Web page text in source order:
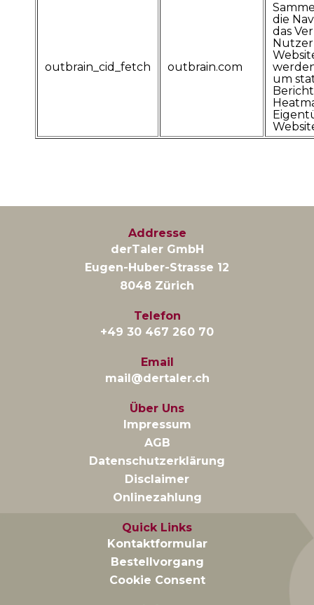
outbrain_cid_fetch outbrain.com
die
das
um
Addresse
derTaler GmbH
Eugen-Huber-Strasse 12
8048 Zürich
Telefon
+49 30 467 260 70
Email
mail@dertaler.ch
Über Uns
Impressum
AGB
Datenschutzerklärung
Disclaimer
Onlinezahlung
Quick Links
Kontaktformular
Bestellvorgang
Cookie Consent